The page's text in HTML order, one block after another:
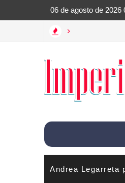
>
Andrea Legarreta